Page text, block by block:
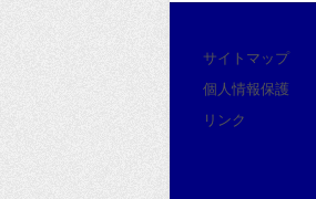
サイトマップ
個人情報保護
リンク